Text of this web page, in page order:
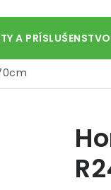
A PRÍSLUŠENSTVO